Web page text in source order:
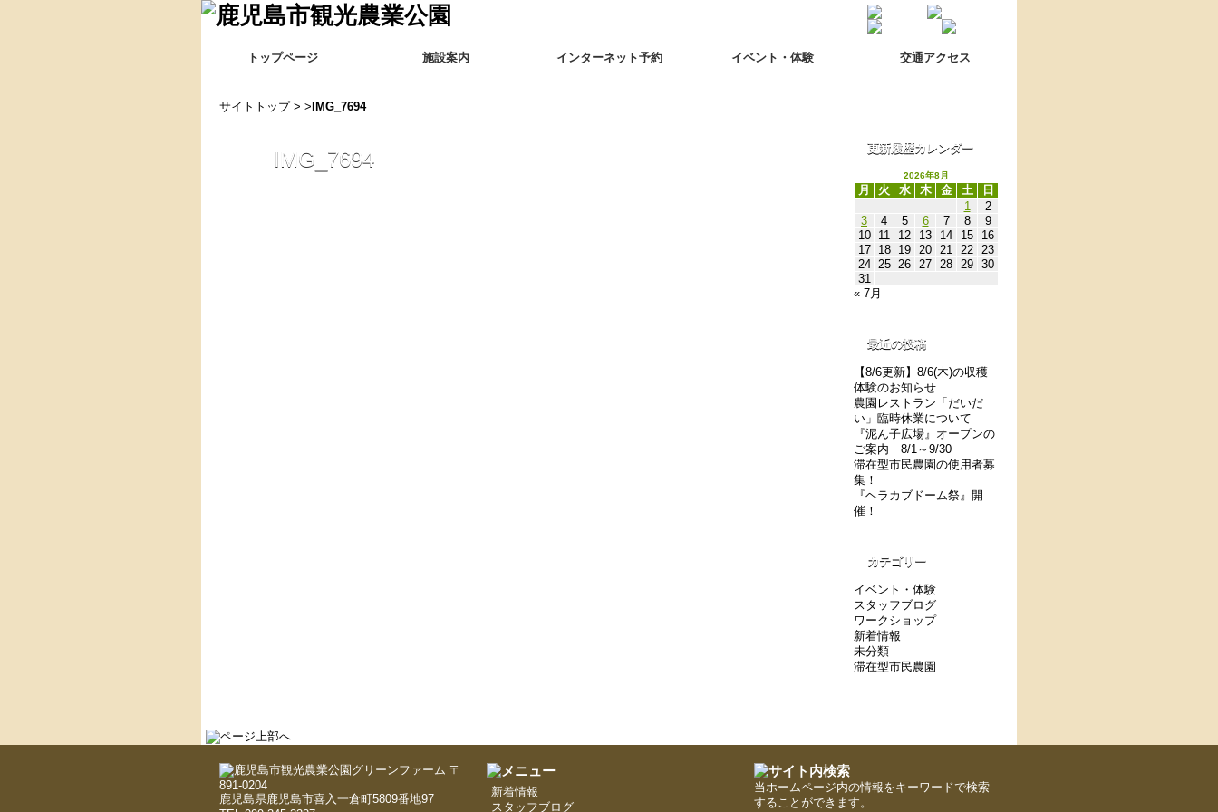
トップページ 施設案内 インターネット予約 イベント・体験 交通アクセス
サイトトップ> > IMG_7694
IMG_7694 更新履歴カレンダー
2026年8月
月 火 水 木 金 土
日
1
2
3
4 5 6 7 8
9
10
11 12 13 14 15
16
17
18 19 20 21 22 23
24 25 26 27 28 29 30
31
« 7月
最近の投稿
【8/6更新】8/6(木)の収穫
体験のお知らせ
農園レストラン「だいだ
い」臨時休業について
『泥ん子広場』オープンの
ご案内 8/1～9/30
滞在型市民農園の使用者募
集！
『ヘラカブドーム祭』開
催！
カテゴリー
イベント・体験
スタッフブログ
ワークショップ
新着情報
未分類
滞在型市民農園
〒
891-0204
鹿児島県鹿児島市喜入一倉町5809番地97
新着情報
スタッフブログ
当ホームページ内の情報をキーワードで検索
することができます。